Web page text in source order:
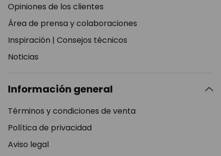
Opiniones de los clientes
Área de prensa y colaboraciones
Inspiración | Consejos técnicos
Noticias
Información general
Términos y condiciones de venta
Política de privacidad
Aviso legal